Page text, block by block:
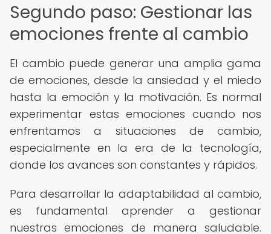
Segundo paso: Gestionar las
emociones frente al cambio
El cambio puede generar una amplia gama
de emociones, desde la ansiedad y el miedo
hasta la emoción y la motivación. Es normal
experimentar estas emociones cuando nos
enfrentamos a situaciones de cambio,
especialmente en la era de la tecnología,
donde los avances son constantes y rápidos.
Para desarrollar la adaptabilidad al cambio,
es fundamental aprender a gestionar
nuestras emociones de manera saludable.